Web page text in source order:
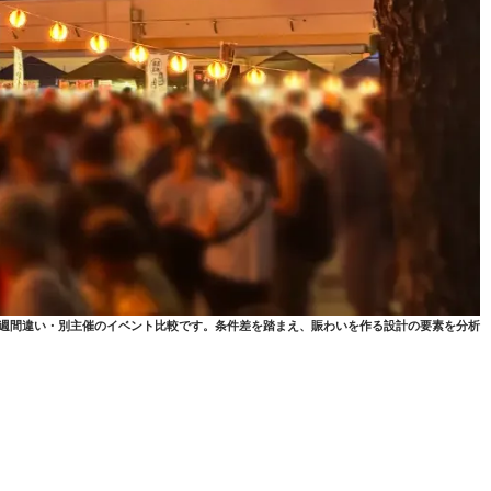
間違い・別主催のイベント比較です。条件差を踏まえ、賑わいを作る設計の要素を分析